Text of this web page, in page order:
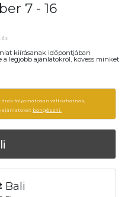
7 - 16
kiírásanak időpontjában
a legjobb ajánlatokról, kövess minket
folyamatosan változhatnak,
ajánlatokat böngészni.
Bali